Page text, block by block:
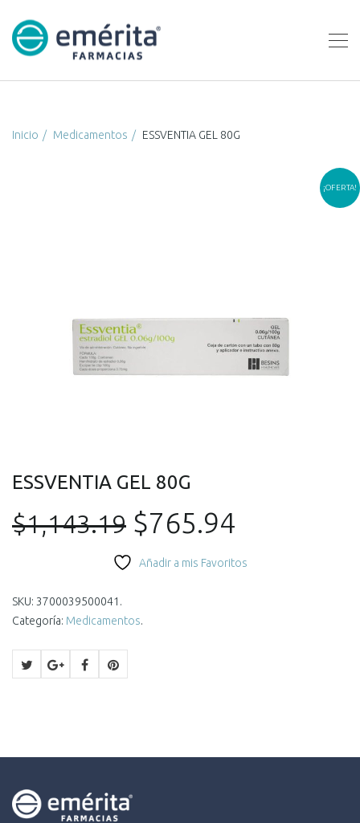
Inicio Medicamentos ESSVENTIA GEL 80G
¡OFERTA!
ESSVENTIA GEL 80G
$1,143.19 El
precio
$765.94
precio
Añadir a mis Favoritos
SKU: 3700039500041 .
Categoría: Medicamentos.